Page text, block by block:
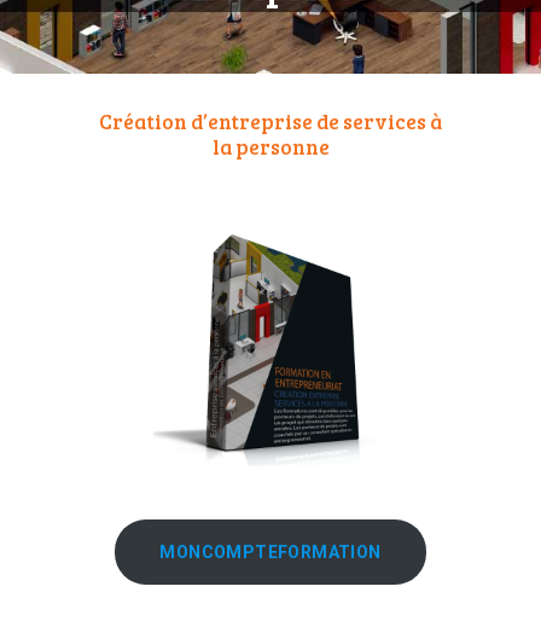
Création d’entreprise de services à
la personne
MONCOMPTEFORMATION